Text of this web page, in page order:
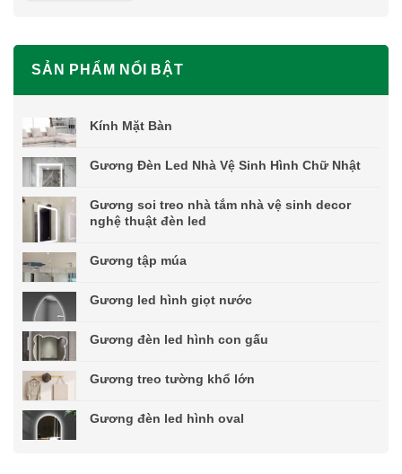
SẢN PHẨM NỔI BẬT
Kính Mặt Bàn
Gương Đèn Led Nhà Vệ Sinh Hình Chữ Nhật
Gương soi treo nhà tắm nhà vệ sinh decor
nghệ thuật đèn led
Gương tập múa
Gương led hình giọt nước
Gương đèn led hình con gấu
Gương treo tường khổ lớn
Gương đèn led hình oval